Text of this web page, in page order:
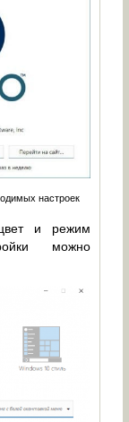
настроек
и режим
можно